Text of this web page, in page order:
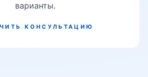
варианты.
КОНСУЛЬТАЦИЮ